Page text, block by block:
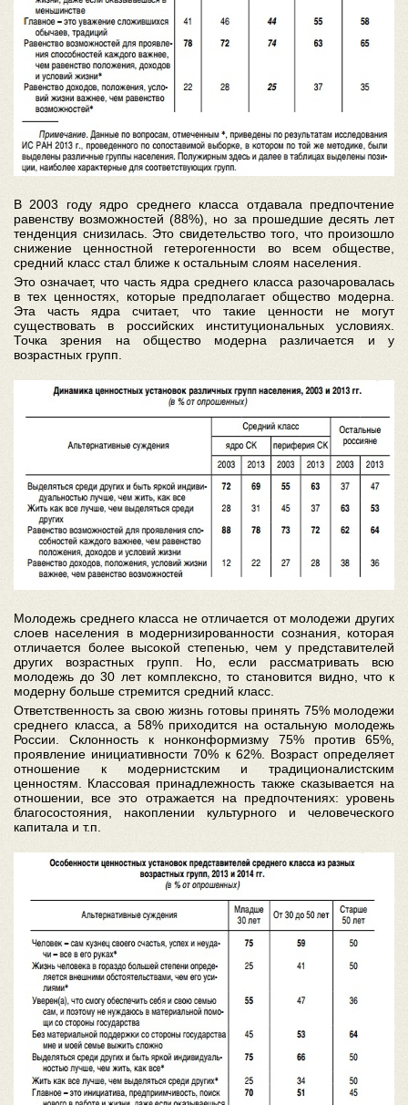
В 2003 году ядро среднего класса отдавала предпочтение
равенству возможностей (88%), но за прошедшие десять лет
тенденция снизилась. Это свидетельство того, что произошло
снижение ценностной гетерогенности во всем обществе,
средний класс стал ближе к остальным слоям населения.
Это означает, что часть ядра среднего класса разочаровалась
в тех ценностях, которые предполагает общество модерна.
Эта часть ядра считает, что такие ценности не могут
существовать в российских институциональных условиях.
Точка зрения на общество модерна различается и у
возрастных групп.
Молодежь среднего класса не отличается от молодежи других
слоев населения в модернизированности сознания, которая
отличается более высокой степенью, чем у представителей
других возрастных групп. Но, если рассматривать всю
молодежь до 30 лет комплексно, то становится видно, что к
модерну больше стремится средний класс.
Ответственность за свою жизнь готовы принять 75% молодежи
среднего класса, а 58% приходится на остальную молодежь
России. Склонность к нонконформизму 75% против 65%,
проявление инициативности 70% к 62%. Возраст определяет
отношение к модернистским и традиционалистским
ценностям. Классовая принадлежность также сказывается на
отношении, все это отражается на предпочтениях: уровень
благосостояния, накоплении культурного и человеческого
капитала и т.п.